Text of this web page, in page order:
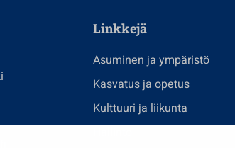
Linkkejä
Asuminen ja ympäristö
Kasvatus ja opetus
Kulttuuri ja liikunta